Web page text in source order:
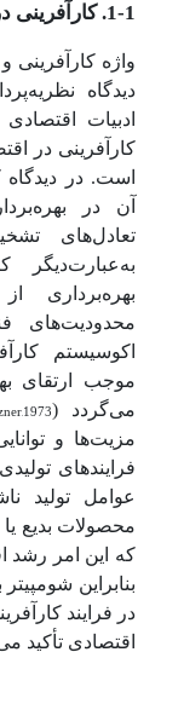
1-1. کارآفرینی در ادبیات اقتصادی
واژه کارآفرینی
دیدگاه
ادبیات
کارآفرینی در
است. در دیدگاه
آن در
تعادل‌های
به‌عبارت‌دیگر
محدودیت‌های
اکوسیستم
موجب ارتقای
می‌گردد (
مزیت‌ها و
فرایندهای
عوامل تولید
محصولات بدیع
که این امر رشد
بنابراین
در فرایند
اقتصادی تأکید